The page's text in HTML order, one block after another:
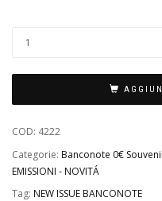
COD: 4222
Categorie: Banconote 0€
EMISSIONI - NOVITÁ
Tag: NEW ISSUE BANCONOTE